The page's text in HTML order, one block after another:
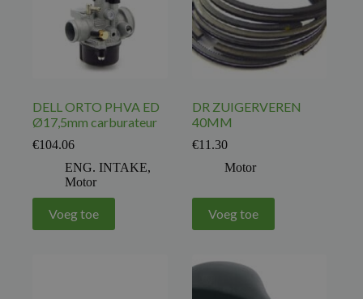
DELL ORTO PHVA ED
Ø17,5mm carburateur
€104.06
ENG. INTAKE,
Motor
Voeg toe
DR ZUIGERVEREN
40MM
€11.30
Motor
Voeg toe